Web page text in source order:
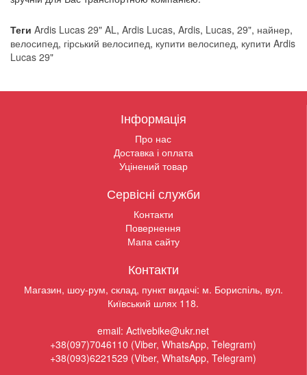
Теги Ardis Lucas 29" AL, Ardis Lucas, Ardis, Lucas, 29", найнер,
велосипед, гірський велосипед, купити велосипед, купити Ardis
Lucas 29"
Інформація
Про нас
Доставка і оплата
Уцінений товар
Сервісні служби
Контакти
Повернення
Мапа сайту
Контакти
Магазин, шоу-рум, склад, пункт видачі: м. Бориспіль, вул.
Київський шлях 118.
email: Activebike@ukr.net
+38(097)7046110 (Viber, WhatsApp, Telegram)
+38(093)6221529 (Viber, WhatsApp, Telegram)